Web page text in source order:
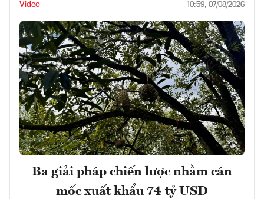
Video 10:59, 07/08/2026
Ba giải pháp chiến lược nhằm cán
mốc xuất khẩu 74 tỷ USD